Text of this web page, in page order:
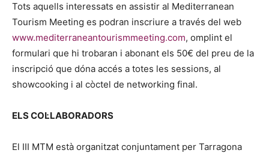
Tots aquells interessats en assistir al Mediterranean
Tourism Meeting es podran inscriure a través del web
www.mediterraneantourismmeeting.com, omplint el
formulari que hi trobaran i abonant els 50€ del preu de la
inscripció que dóna accés a totes les sessions, al
showcooking i al còctel de networking final.
ELS COL·LABORADORS
El III MTM està organitzat conjuntament per Tarragona